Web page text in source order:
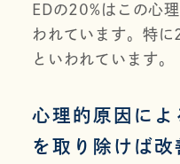
EDの20%はこの心
われています。特
といわれています。
心理的原因によ
を取り除けば